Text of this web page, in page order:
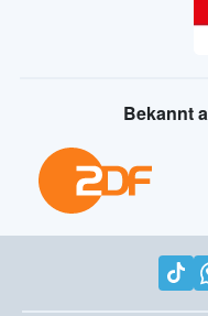
Bekannt